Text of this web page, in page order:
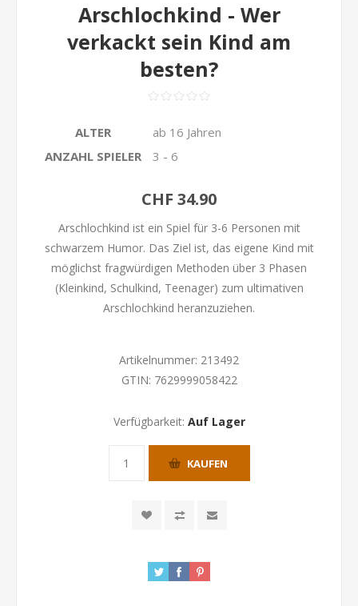
Arschlochkind - Wer
verkackt sein Kind am
besten?
ALTER
ab 16 Jahren
ANZAHL SPIELER
3 - 6
CHF 34.90
Arschlochkind ist ein Spiel für 3-6 Personen mit
schwarzem Humor. Das Ziel ist, das eigene Kind mit
möglichst fragwürdigen Methoden über 3 Phasen
(Kleinkind, Schulkind, Teenager) zum ultimativen
Arschlochkind heranzuziehen.
Artikelnummer: 213492
GTIN: 7629999058422
Verfügbarkeit: Auf Lager
KAUFEN